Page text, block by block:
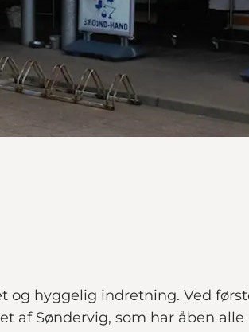
og hyggelig indretning. Ved
af Søndervig, som har åben alle